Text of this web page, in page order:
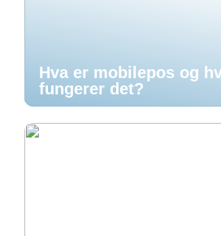
Hva er mobilepos og
fungerer det?